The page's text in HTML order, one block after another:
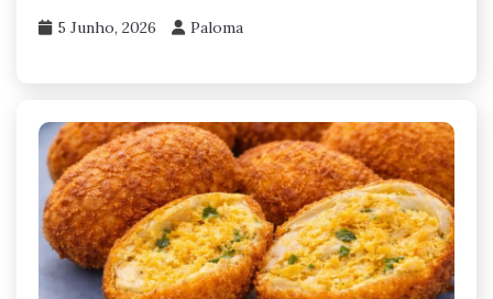
5 Junho, 2026 Paloma